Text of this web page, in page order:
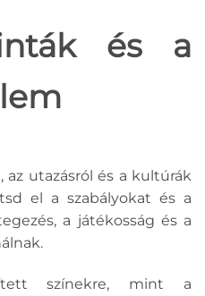
és a
az utazásról és a kultúrák
el a szabályokat és a
a játékosság és a
színekre, mint a